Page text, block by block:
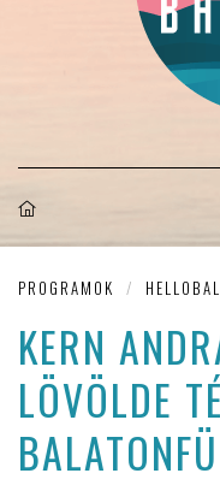
PROGRAMOK /
KERN
LÖVÖLDE